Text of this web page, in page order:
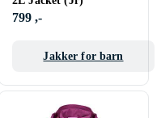
799 ,-
Jakker for barn